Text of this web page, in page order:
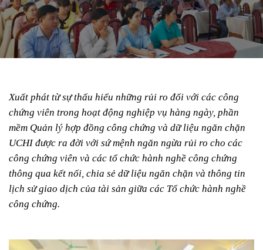
Xuất phát từ sự thấu hiểu những rủi ro đối với các công
chứng viên trong hoạt động nghiệp vụ hàng ngày, phần
mềm Quản lý hợp đồng công chứng và dữ liệu ngăn chặn
UCHI được ra đời với sứ mệnh ngăn ngừa rủi ro cho các
công chứng viên và các tổ chức hành nghề công chứng
thông qua kết nối, chia sẻ dữ liệu ngăn chặn và thông tin
lịch sử giao dịch của tài sản giữa các Tổ chức hành nghề
công chứng.